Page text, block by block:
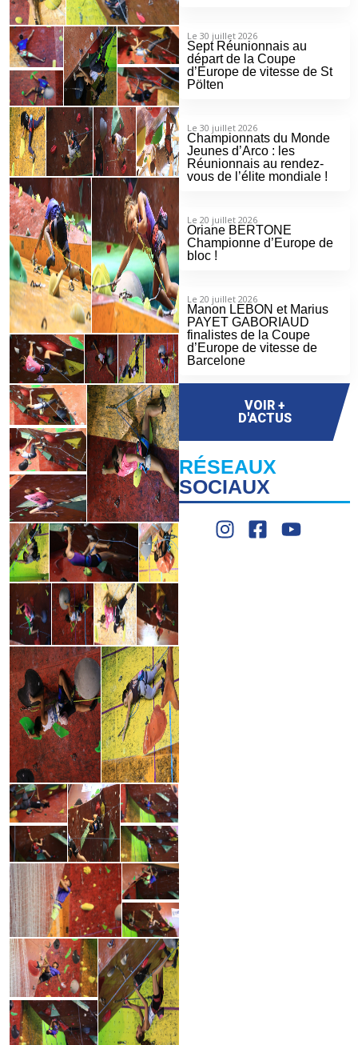
Le 30 juillet 2026
Sept Réunionnais au
départ de la Coupe
d’Europe de vitesse de St
Pölten
Le 30 juillet 2026
Championnats du Monde
Jeunes d’Arco : les
Réunionnais au rendez-
vous de l’élite mondiale !
Le 20 juillet 2026
Oriane BERTONE
Championne d’Europe de
bloc !
Le 20 juillet 2026
Manon LEBON et Marius
PAYET GABORIAUD
finalistes de la Coupe
d’Europe de vitesse de
Barcelone
VOIR +
D'ACTUS
RÉSEAUX
SOCIAUX